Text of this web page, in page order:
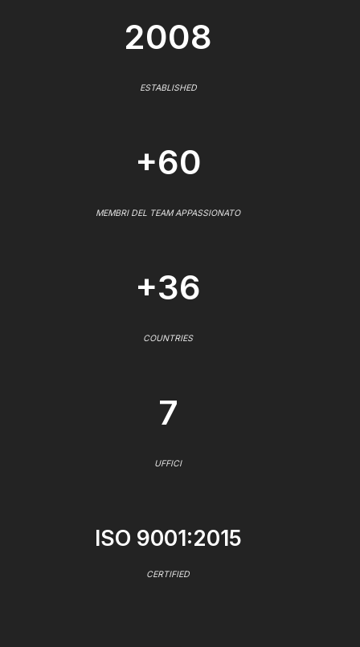
2008
ESTABLISHED
+60
MEMBRI DEL TEAM APPASSIONATO
+36
COUNTRIES
7
UFFICI
ISO 9001:2015
CERTIFIED